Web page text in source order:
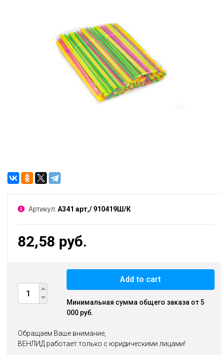
Артикул: А341 арт,/ 910419Ш/К
82,58 руб.
Add to cart
Минимальная сумма общего заказа от 5
000 руб.
Обращаем Ваше внимание,
ВЕНЛИД работает только с юридическими лицами!